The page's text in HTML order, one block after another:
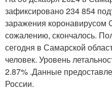
зафиксировано 234 854
заражения коронавирусом
сожалению, скончалось.
сегодня в Самарской
человек. Уровень
2.87% .Данные
России.